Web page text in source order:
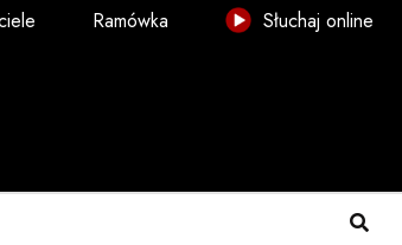
Ramówka Słuchaj online